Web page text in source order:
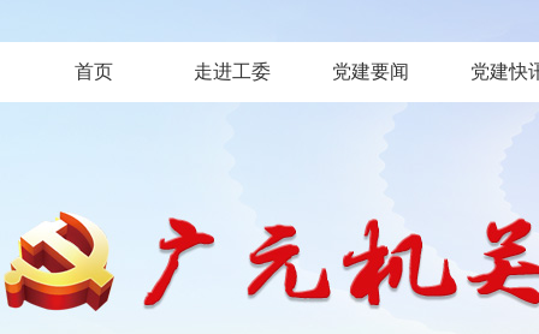
首页 走进工委 党建要闻 党建快